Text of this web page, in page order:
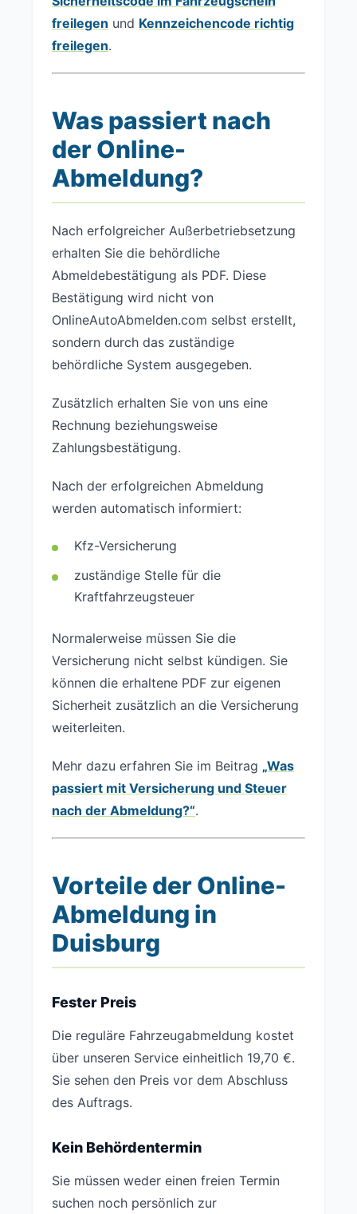
freilegen und Kennzeichencode richtig
freilegen.
Was passiert nach
der Online-
Abmeldung?
Nach erfolgreicher Außerbetriebsetzung
erhalten Sie die behördliche
Abmeldebestätigung als PDF. Diese
Bestätigung wird nicht von
OnlineAutoAbmelden.com selbst erstellt,
sondern durch das zuständige
behördliche System ausgegeben.
Zusätzlich erhalten Sie von uns eine
Rechnung beziehungsweise
Zahlungsbestätigung.
Nach der erfolgreichen Abmeldung
werden automatisch informiert:
Kfz-Versicherung
zuständige Stelle für die
Kraftfahrzeugsteuer
Normalerweise müssen Sie die
Versicherung nicht selbst kündigen. Sie
können die erhaltene PDF zur eigenen
Sicherheit zusätzlich an die Versicherung
weiterleiten.
Mehr dazu erfahren Sie im Beitrag „Was
passiert mit Versicherung und Steuer
nach der Abmeldung?“.
Vorteile der Online-
Abmeldung in
Duisburg
Fester Preis
Die reguläre Fahrzeugabmeldung kostet
über unseren Service einheitlich 19,70 €.
Sie sehen den Preis vor dem Abschluss
des Auftrags.
Kein Behördentermin
Sie müssen weder einen freien Termin
suchen noch persönlich zur